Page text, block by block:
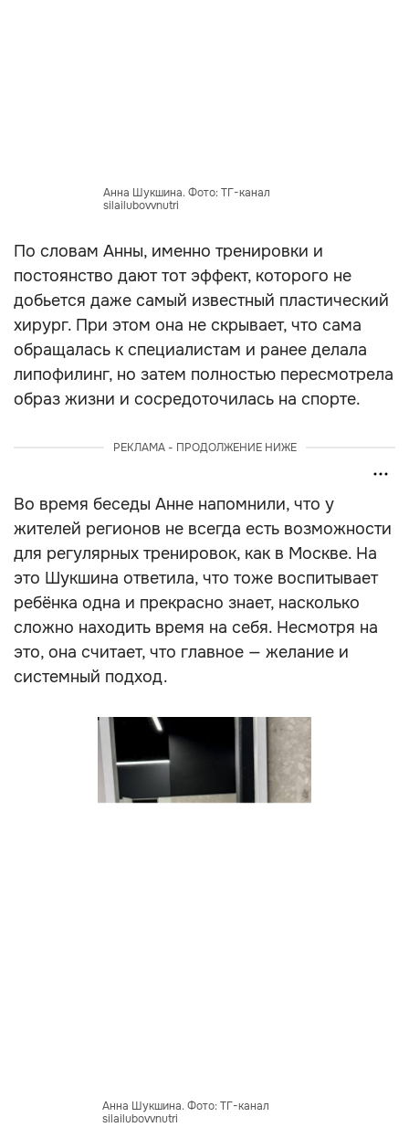
Анна Шукшина. Фото: ТГ-канал
silailubovvnutri
По словам Анны, именно тренировки и
постоянство дают тот эффект, которого не
добьется даже самый известный пластический
хирург. При этом она не скрывает, что сама
обращалась к специалистам и ранее делала
липофилинг, но затем полностью пересмотрела
образ жизни и сосредоточилась на спорте.
РЕКЛАМА - ПРОДОЛЖЕНИЕ НИЖЕ
Во время беседы Анне напомнили, что у
жителей регионов не всегда есть возможности
для регулярных тренировок, как в Москве. На
это Шукшина ответила, что тоже воспитывает
ребёнка одна и прекрасно знает, насколько
сложно находить время на себя. Несмотря на
это, она считает, что главное — желание и
системный подход.
Анна Шукшина. Фото: ТГ-канал
silailubovvnutri